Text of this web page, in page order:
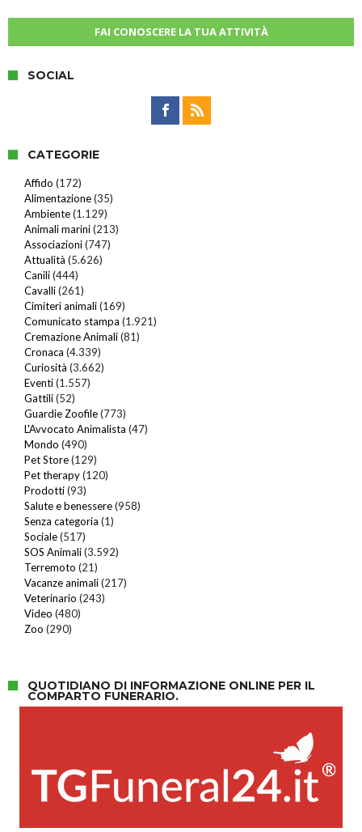
FAI CONOSCERE LA TUA ATTIVITÀ
SOCIAL
CATEGORIE
Affido (172)
Alimentazione(35)
Ambiente(1.129)
Animali marini(213)
Associazioni(747)
Attualità (5.626)
Canili(444)
Cavalli(261)
Cimiteri animali(169)
Comunicato stampa (1.921)
Cremazione Animali(81)
Cronaca (4.339)
Curiosità (3.662)
Eventi(1.557)
Gattili(52)
Guardie Zoofile(773)
L'Avvocato Animalista (47)
Mondo (490)
Pet Store(129)
Pet therapy(120)
Prodotti(93)
Salute e benessere(958)
Senza categoria (1)
Sociale(517)
SOS Animali(3.592)
Terremoto (21)
Vacanze animali(217)
Veterinario (243)
Video (480)
Zoo (290)
QUOTIDIANO DI INFORMAZIONE ONLINE PER IL
COMPARTO FUNERARIO.